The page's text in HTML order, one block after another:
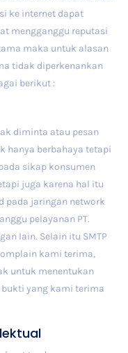
ke internet dapat
mengganggu reputasi
maka untuk alasan
tidak diperkenankan
berikut :
diminta atau pesan
hanya berbahaya tetapi
sikap konsumen
juga karena hal itu
pada jaringan network
pelayanan PT.
lain. Selain itu SMTP
kami terima,
untuk menentukan
yang kami terima